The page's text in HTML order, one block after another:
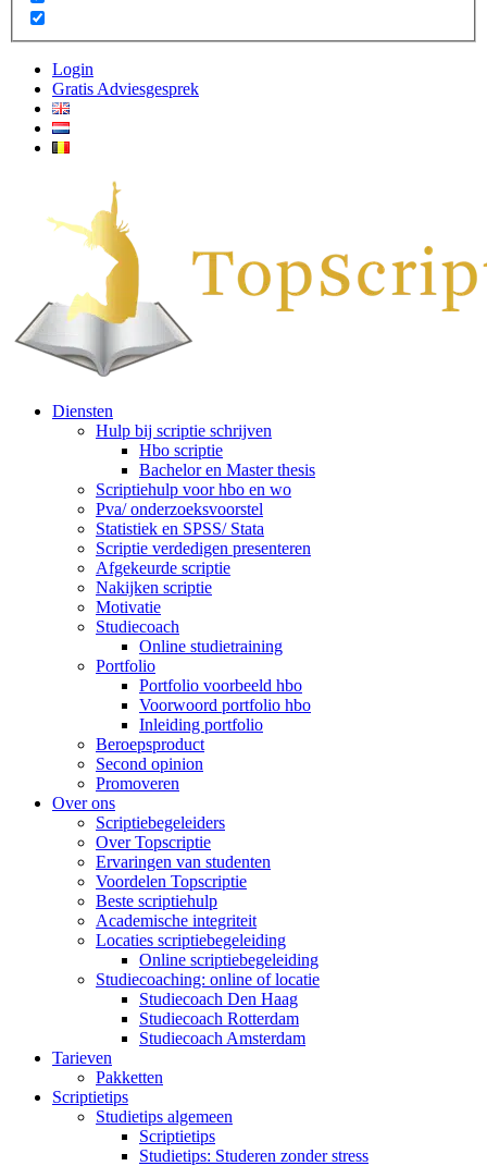
Login
Gratis Adviesgesprek
Diensten
Hulp bij scriptie schrijven
Hbo scriptie
Bachelor en Master thesis
Scriptiehulp voor hbo en wo
Pva/ onderzoeksvoorstel
Statistiek en SPSS/ Stata
Scriptie verdedigen presenteren
Afgekeurde scriptie
Nakijken scriptie
Motivatie
Studiecoach
Online studietraining
Portfolio
Portfolio voorbeeld hbo
Voorwoord portfolio hbo
Inleiding portfolio
Beroepsproduct
Second opinion
Promoveren
Over ons
Scriptiebegeleiders
Over Topscriptie
Ervaringen van studenten
Voordelen Topscriptie
Beste scriptiehulp
Academische integriteit
Locaties scriptiebegeleiding
Online scriptiebegeleiding
Studiecoaching: online of locatie
Studiecoach Den Haag
Studiecoach Rotterdam
Studiecoach Amsterdam
Tarieven
Pakketten
Scriptietips
Studietips algemeen
Scriptietips
Studietips: Studeren zonder stress